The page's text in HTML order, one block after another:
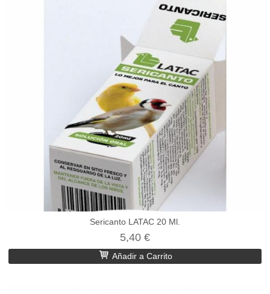
Sericanto LATAC 20 Ml.
5,40 €
Añadir a Carrito